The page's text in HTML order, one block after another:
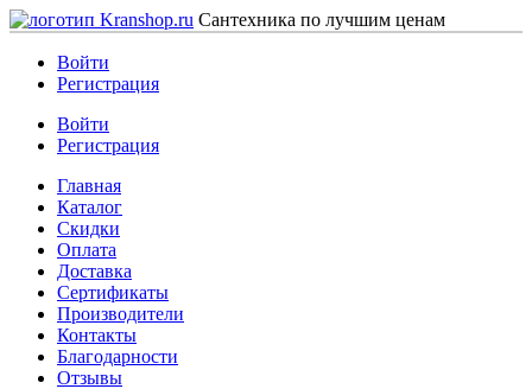
Сантехника по лучшим ценам
Войти
Регистрация
Войти
Регистрация
Главная
Каталог
Скидки
Оплата
Доставка
Сертификаты
Производители
Контакты
Благодарности
Отзывы